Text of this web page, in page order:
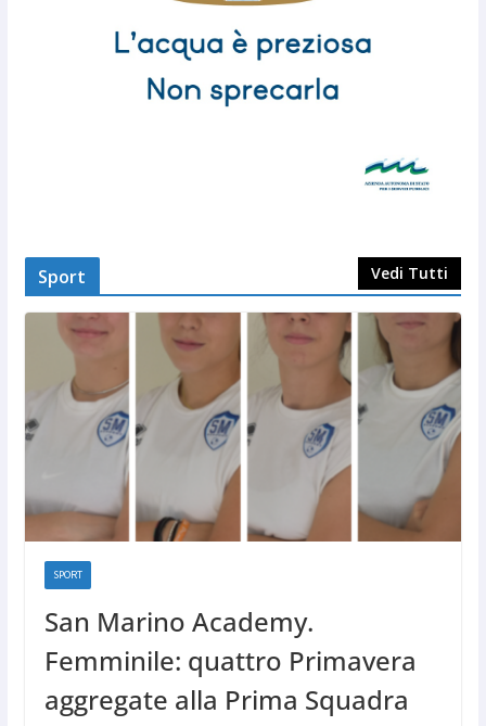
Sport Vedi Tutti
SPORT
San Marino Academy.
Femminile: quattro Primavera
aggregate alla Prima Squadra